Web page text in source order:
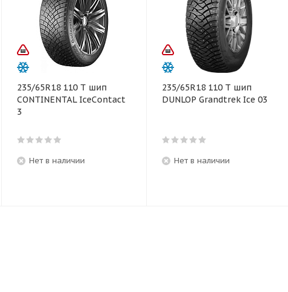
235/65R18 110 T шип
CONTINENTAL IceContact
3
Нет в наличии
235/65R18 110 T шип
DUNLOP Grandtrek Ice 03
Нет в наличии